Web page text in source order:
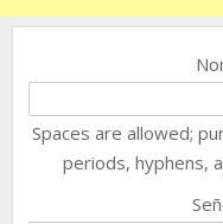
Spaces are allowed;
periods, hyphens,